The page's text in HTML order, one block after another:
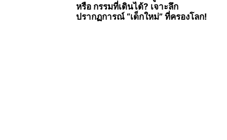
หรือ กรรมที่เดินได้? เจาะลึก
ปรากฏการณ์ “เด็กใหม่” ที่ครองโลก!